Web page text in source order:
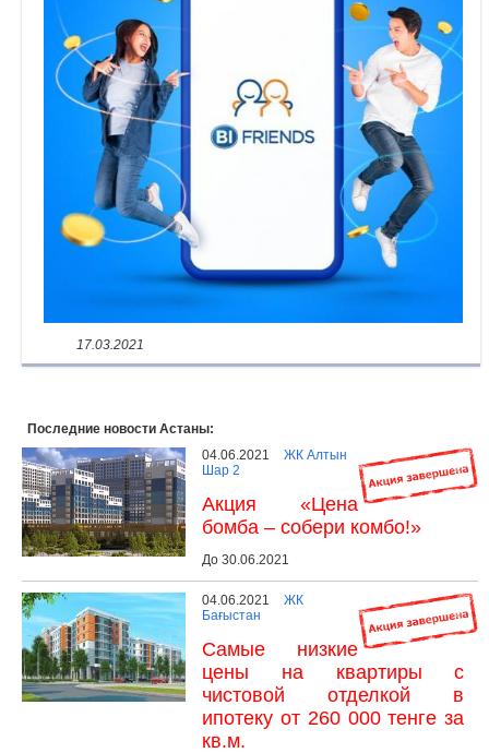
17.03.2021
Последние новости Астаны:
04.06.2021
ЖК Алтын
Шар 2
Акция «Цена
бомба – собери комбо!»
До 30.06.2021
04.06.2021
ЖК
Бағыстан
Самые низкие
цены на квартиры с
чистовой отделкой в
ипотеку от 260 000 тенге за
кв.м.